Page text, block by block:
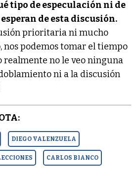
tipo de especulación ni de
de esta discusión.
prioritaria ni mucho
nos podemos tomar el tiempo
no le veo ninguna
ni a la discusión
DIEGO VALENZUELA
CARLOS BIANCO